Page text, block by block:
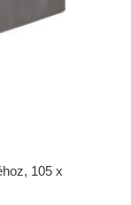
105 x